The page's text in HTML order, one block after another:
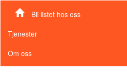
Bli listet hos oss
Tjenester
Om oss